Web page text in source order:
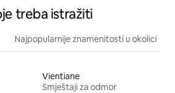
treba istražiti
Najpopularnije znamenitosti u okolici
Vientiane
Smještaji za odmor